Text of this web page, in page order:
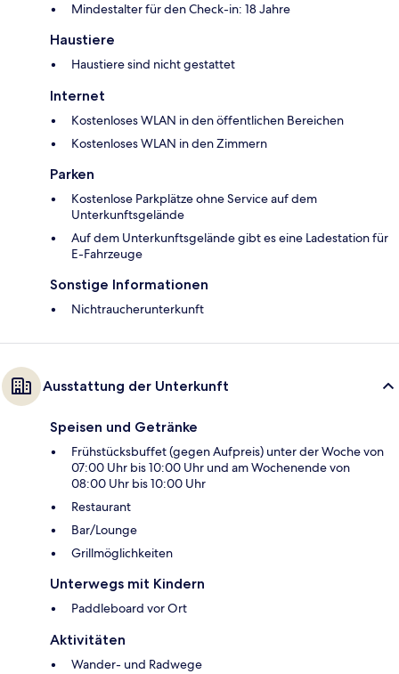
Mindestalter für den Check-in: 18 Jahre
Haustiere
Haustiere sind nicht gestattet
Internet
Kostenloses WLAN in den öffentlichen Bereichen
Kostenloses WLAN in den Zimmern
Parken
Kostenlose Parkplätze ohne Service auf dem
Unterkunftsgelände
Auf dem Unterkunftsgelände gibt es eine Ladestation für
E-Fahrzeuge
Sonstige Informationen
Nichtraucherunterkunft
Ausstattung der Unterkunft
Speisen und Getränke
Frühstücksbuffet (gegen Aufpreis) unter der Woche von
07:00 Uhr bis 10:00 Uhr und am Wochenende von
08:00 Uhr bis 10:00 Uhr
Restaurant
Bar/Lounge
Grillmöglichkeiten
Unterwegs mit Kindern
Paddleboard vor Ort
Aktivitäten
Wander- und Radwege